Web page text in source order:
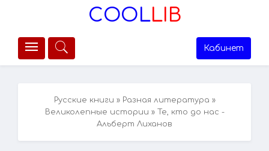
COOLLIB
Кабинет
Русские книги » Разная литература »
Великолепные истории » Те, кто до нас -
Альберт Лиханов